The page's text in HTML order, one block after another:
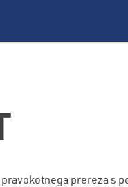
prereza